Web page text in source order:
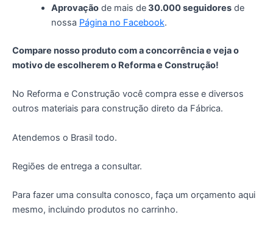
Aprovaçãode mais de30.000 seguidoresde
nossa Página no Facebook.
Compare nosso produto com a concorrência e veja o
motivo de escolherem o Reforma e Construção!
No Reforma e Construção você compra esse e diversos
outros materiais para construção direto da Fábrica.
Atendemos o Brasil todo.
Regiões de entrega a consultar.
Para fazer uma consulta conosco, faça um orçamento aqui
mesmo, incluindo produtos no carrinho.